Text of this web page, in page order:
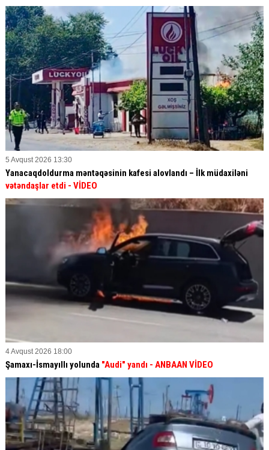
5 Avqust 2026 13:30
Yanacaqdoldurma məntəqəsinin kafesi alovlandı – İlk müdaxiləni
vətəndaşlar etdi - VİDEO
4 Avqust 2026 18:00
Şamaxı-İsmayıllı yolunda "Audi" yandı - ANBAAN VİDEO